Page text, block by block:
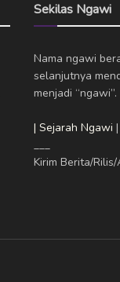
Sekilas Ngawi
Nama ngawi
selanjutnya
menjadi “ngawi”.
| Sejarah Ngawi |
___
Kirim Berita/